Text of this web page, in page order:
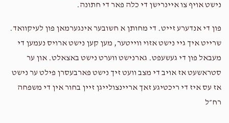
נישט אויף צו איינרישן די כלה פאר די חתונה.
פון די אנדערע זייט. די מחותן א חשובער אינגערמאן פון לעיקוואד.
שרייט איך גיי נישט אזוי ווייטער, מען קען נישט ארויס נעמען די
מעבאל פון די געשעפט. גארנישט ווערט נישט באצאלט. און ער
סטראשעט אז אויב די מצב וועט זיך נישט פארבעסרן פילט ער נישט
אז עס איז די ריכטיגע זאך אריינצולייגן זיין בחור אין די משפחה
רח״ל